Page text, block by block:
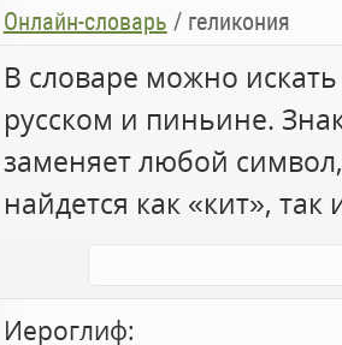
Онлайн-словарь / геликония
В словаре можно
русском и пиньине.
заменяет любой
найдется как «кит», так
Иероглиф: